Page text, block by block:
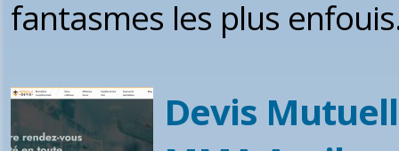
fantasmes les plus
Devis